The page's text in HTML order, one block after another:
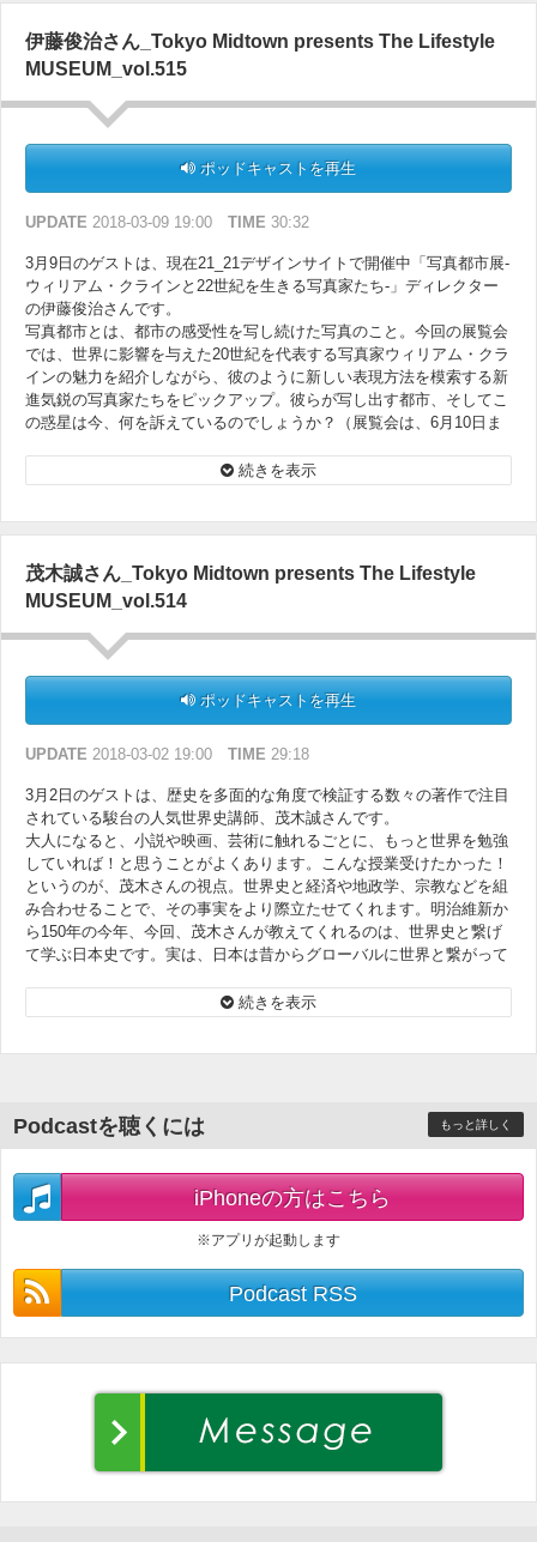
伊藤俊治さん_Tokyo Midtown presents The Lifestyle
MUSEUM_vol.515
ポッドキャストを再生
UPDATE 2018-03-09 19:00 TIME 30:32
3月9日のゲストは、現在21_21デザインサイトで開催中「写真都市展-
ウィリアム・クラインと22世紀を生きる写真家たち-」ディレクター
の伊藤俊治さんです。
写真都市とは、都市の感受性を写し続けた写真のこと。今回の展覧会
では、世界に影響を与えた20世紀を代表する写真家ウィリアム・クラ
インの魅力を紹介しながら、彼のように新しい表現方法を模索する新
進気鋭の写真家たちをピックアップ。彼らが写し出す都市、そしてこ
の惑星は今、何を訴えているのでしょうか？（展覧会は、6月10日ま
続きを表示
茂木誠さん_Tokyo Midtown presents The Lifestyle
MUSEUM_vol.514
ポッドキャストを再生
UPDATE 2018-03-02 19:00 TIME 29:18
3月2日のゲストは、歴史を多面的な角度で検証する数々の著作で注目
されている駿台の人気世界史講師、茂木誠さんです。
大人になると、小説や映画、芸術に触れるごとに、もっと世界を勉強
していれば！と思うことがよくあります。こんな授業受けたかった！
というのが、茂木さんの視点。世界史と経済や地政学、宗教などを組
み合わせることで、その事実をより際立たせてくれます。明治維新か
ら150年の今年、今回、茂木さんが教えてくれるのは、世界史と繋げ
て学ぶ日本史です。実は、日本は昔からグローバルに世界と繋がって
続きを表示
Podcastを聴くには もっと詳しく
iPhoneの方はこちら
※アプリが起動します
Podcast RSS